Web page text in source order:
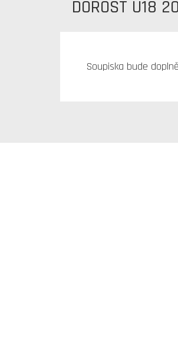
DOROST U18
Soupiska bude